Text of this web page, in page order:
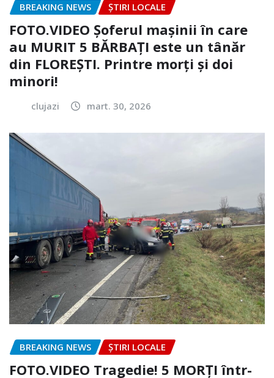
BREAKING NEWS ȘTIRI LOCALE
FOTO.VIDEO Șoferul mașinii în care
au MURIT 5 BĂRBAȚI este un tânăr
din FLOREȘTI. Printre morți și doi
minori!
clujazi mart. 30, 2026
BREAKING NEWS ȘTIRI LOCALE
FOTO.VIDEO Tragedie! 5 MORȚI într-